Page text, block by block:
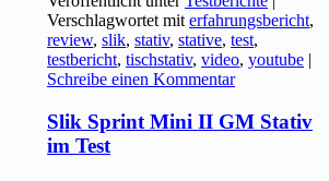
Verschlagwortet mit erfahrungsbericht,
review,slik,stativ,stative,test,
testbericht,tischstativ,video,youtube |
Schreibe einen Kommentar
Slik Sprint Mini II GM Stativ
im Test